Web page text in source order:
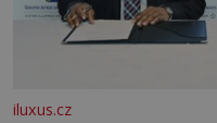
iluxus.cz